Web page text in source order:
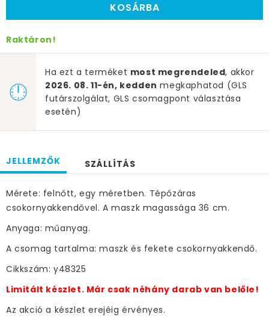
KOSÁRBA
Raktáron!
Ha ezt a terméket most megrendeled, akkor
2026. 08. 11-én, kedden megkaphatod (GLS
futárszolgálat, GLS csomagpont választása
esetén)
JELLEMZŐK SZÁLLÍTÁS
Mérete: felnőtt, egy méretben. Tépőzáras
csokornyakkendővel. A maszk magassága 36 cm.
Anyaga: műanyag.
A csomag tartalma: maszk és fekete csokornyakkendő.
Cikkszám: y48325
Limitált készlet. Már csak néhány darab van belőle!
Az akció a készlet erejéig érvényes.